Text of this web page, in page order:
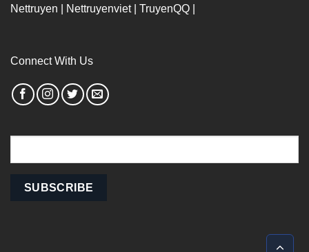
Nettruyen Nettruyenviet| TruyenQQ
Connect With Us